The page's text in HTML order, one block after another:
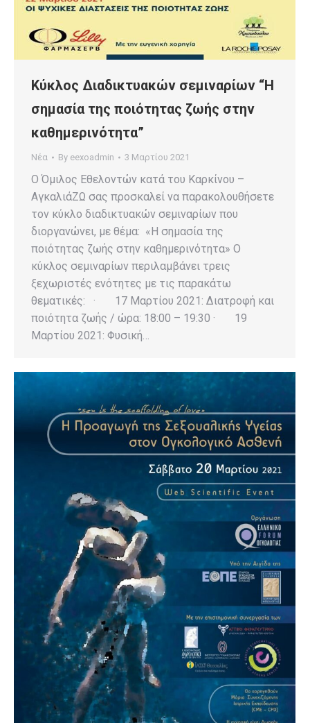
Κύκλος Διαδικτυακών σεμιναρίων “Η
σημασία της ποιότητας ζωής στην
καθημερινότητα”
Νέα By eexoadmin 3 Μαρτίου 2021
Ο Όμιλος Εθελοντών κατά του Καρκίνου –
ΑγκαλιάΖΩ σας προσκαλεί να παρακολουθήσετε
τον κύκλο διαδικτυακών σεμιναρίων που
διοργανώνει, με θέμα: «Η σημασία της
ποιότητας ζωής στην καθημερινότητα» Ο
κύκλος σεμιναρίων περιλαμβάνει τρεις
ξεχωριστές ενότητες με τις παρακάτω
θεματικές: · 17 Μαρτίου 2021: Διατροφή και
ποιότητα ζωής / ώρα: 18:00 – 19:30 · 19
Μαρτίου 2021: Φυσική…